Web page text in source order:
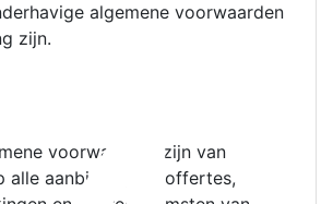
algemene voorwaarden
zijn.
voorwaarden zijn van
alle aanbiedingen, offertes,